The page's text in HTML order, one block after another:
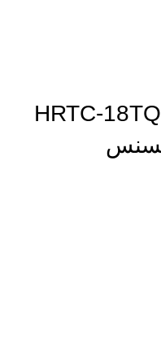
اسپلیت سرد مدل HRTC-18TQ